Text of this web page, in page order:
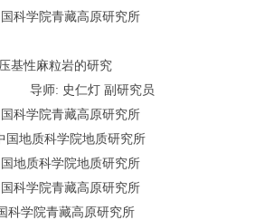
学院青藏高原研究所
基性麻粒岩的研究
导师: 史仁灯 副研究员
科学院青藏高原研究所
地质科学院地质研究所
科学院地质研究所
院青藏高原研究所
院青藏高原研究所